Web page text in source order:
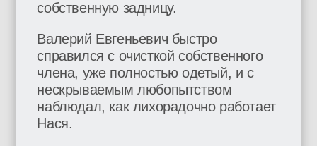
собственную задницу.
Валерий Евгеньевич быстро
справился с очисткой собственного
члена, уже полностью одетый, и с
нескрываемым любопытством
наблюдал, как лихорадочно работает
Нася.